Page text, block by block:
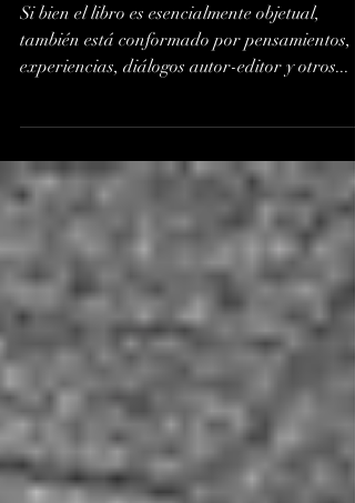
Thoughts
Si bien el libro es esencialmente objetual,
experiencias, diálogos autor-editor y otros...